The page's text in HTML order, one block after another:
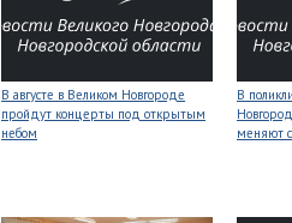
В августе в Великом Новгороде
пройдут концерты под открытым
небом
В
меняют